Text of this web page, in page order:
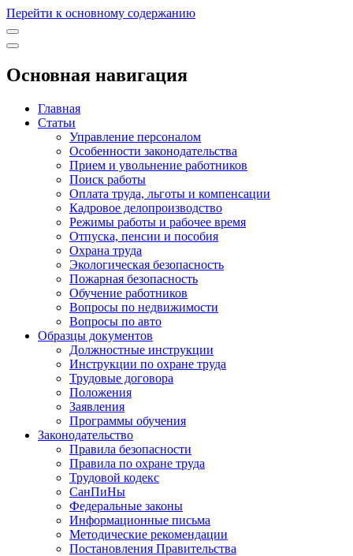
Перейти к основному содержанию
Основная навигация
Главная
Статьи
Управление персоналом
Особенности законодательства
Прием и увольнение работников
Поиск работы
Оплата труда, льготы и компенсации
Кадровое делопроизводство
Режимы работы и рабочее время
Отпуска, пенсии и пособия
Охрана труда
Экологическая безопасность
Пожарная безопасность
Обучение работников
Вопросы по недвижимости
Вопросы по авто
Образцы документов
Должностные инструкции
Инструкции по охране труда
Трудовые договора
Положения
Заявления
Программы обучения
Законодательство
Правила безопасности
Правила по охране труда
Трудовой кодекс
СанПиНы
Федеральные законы
Информационные письма
Методические рекомендации
Постановления Правительства